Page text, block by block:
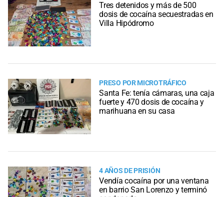
Tres detenidos y más de 500
dosis de cocaína secuestradas en
Villa Hipódromo
PRESO POR MICROTRÁFICO
Santa Fe: tenía cámaras, una caja
fuerte y 470 dosis de cocaína y
marihuana en su casa
4 AÑOS DE PRISIÓN
Vendía cocaína por una ventana
en barrio San Lorenzo y terminó